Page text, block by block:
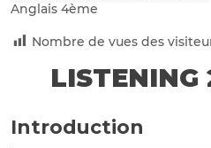
Anglais 4ème
Nombre de vues des
LISTENING
Introduction